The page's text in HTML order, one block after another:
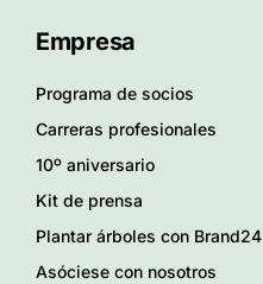
Empresa
Programa de socios
Carreras profesionales
10º aniversario
Kit de prensa
Plantar árboles con Brand24
Asóciese con nosotros